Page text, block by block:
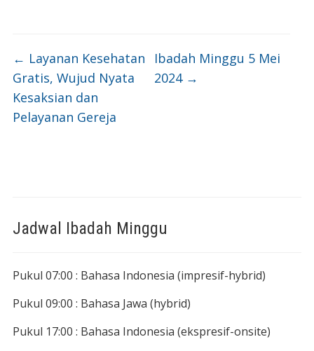
← Layanan Kesehatan
Gratis, Wujud Nyata
Kesaksian dan
Pelayanan Gereja
Ibadah Minggu 5 Mei
2024 →
Jadwal Ibadah Minggu
Pukul 07:00 : Bahasa Indonesia (impresif-hybrid)
Pukul 09:00 : Bahasa Jawa (hybrid)
Pukul 17:00 : Bahasa Indonesia (ekspresif-onsite)